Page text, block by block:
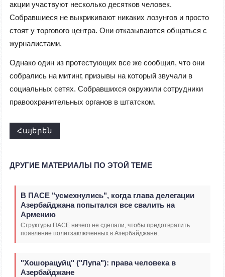
акции участвуют несколько десятков человек.
Собравшиеся не выкрикивают никаких лозунгов и просто
стоят у торгового центра. Они отказываются общаться с
журналистами.
Однако один из протестующих все же сообщил, что они
собрались на митинг, призывы на который звучали в
социальных сетях. Собравшихся окружили сотрудники
правоохранительных органов в штатском.
Հայերեն
ДРУГИЕ МАТЕРИАЛЫ ПО ЭТОЙ ТЕМЕ
В ПАСЕ "усмехнулись", когда глава делегации
Азербайджана попытался все свалить на
Армению
Структуры ПАСЕ ничего не сделали, чтобы предотвратить
появление политзаключенных в Азербайджане.
"Хошорацуйц" ("Лупа"): права человека в
Азербайджане